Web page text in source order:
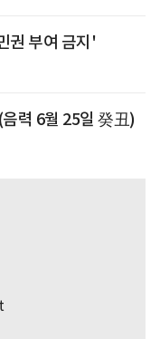
권 부여 금지'
력 6월 25일 癸丑)